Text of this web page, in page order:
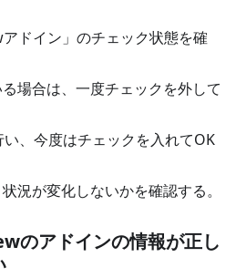
ドイン」のチェック状態を確
場合は、一度チェックを外して
、今度はチェックを入れてOK
況が変化しないかを確認する。
のアドインの情報が正し